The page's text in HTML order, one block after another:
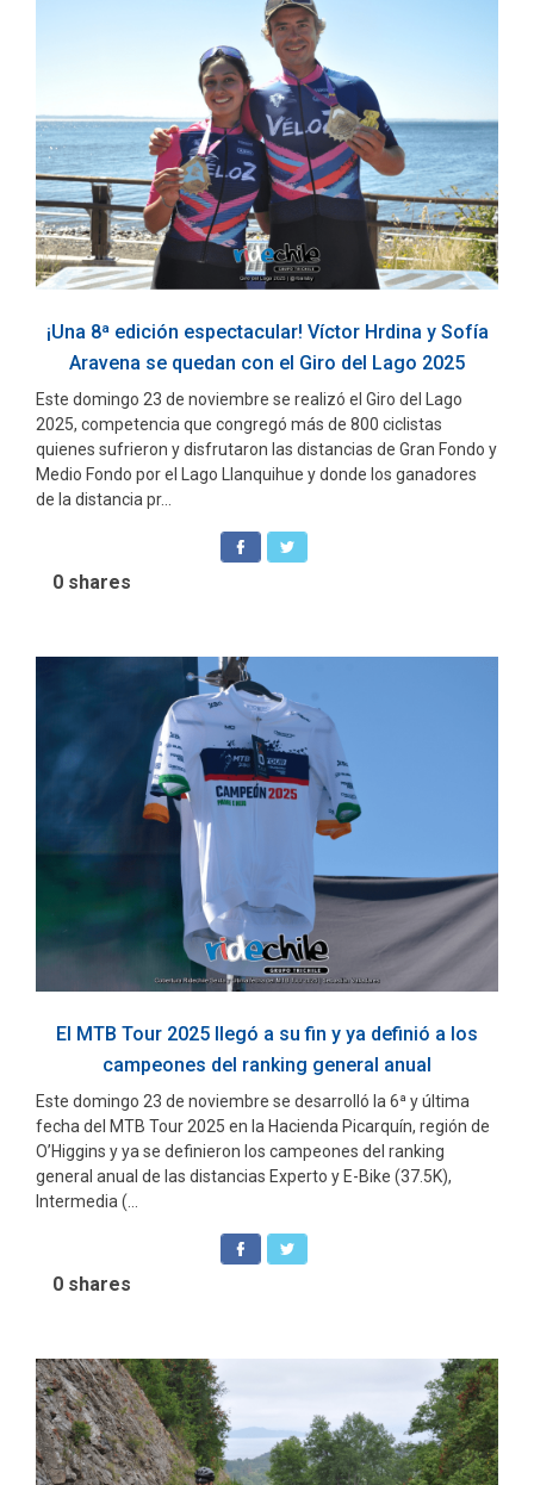
¡Una 8ª edición espectacular! Víctor Hrdina y Sofía
Aravena se quedan con el Giro del Lago 2025
Este domingo 23 de noviembre se realizó el Giro del Lago
2025, competencia que congregó más de 800 ciclistas
quienes sufrieron y disfrutaron las distancias de Gran Fondo y
Medio Fondo por el Lago Llanquihue y donde los ganadores
de la distancia pr...
0 shares
El MTB Tour 2025 llegó a su fin y ya definió a los
campeones del ranking general anual
Este domingo 23 de noviembre se desarrolló la 6ª y última
fecha del MTB Tour 2025 en la Hacienda Picarquín, región de
O’Higgins y ya se definieron los campeones del ranking
general anual de las distancias Experto y E-Bike (37.5K),
Intermedia (...
0 shares